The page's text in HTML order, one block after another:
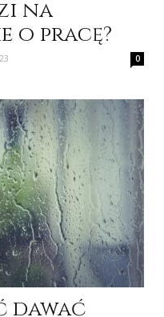
na
o pracę?
0
dawać